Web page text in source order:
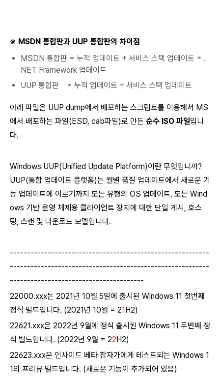
※ MSDN 통합판과 UUP 통합판의 차이점
MSDN 통합판 = 누적 업데이트 + 서비스 스택 업데이트 + .
NET Framework 업데이트
UUP 통합판 = 누적 업데이트 + 서비스 스택 업데이트
아래 파일은 UUP dump에서 배포하는 스크립트를 이용해서 MS
에서 배포하는 파일(ESD, cab파일)로 만든 순수 ISO 파일입니
다.
Windows UUP(Unified Update Platform)이란 무엇입니까?
UUP(통합 업데이트 플랫폼)는 월별 품질 업데이트에서 새로운 기
능 업데이트에 이르기까지 모든 유형의 OS 업데이트, 모든 Wind
ows 기반 운영 체제용 클라이언트 장치에 대한 단일 게시, 호스
팅, 스캔 및 다운로드 모델입니다.
----------------------------------------------------------
----------------------------------------------------------
---------------------------------------
22000.xxx는 2021년 10월 5일에 출시된 Windows 11 첫번째
정식 빌드입니다. (2021년 10월 = 21H2)
22621.xxx은 2022년 9월에 정식 출시된 Windows 11 두번째 정
식 빌드입니다. (2022년 9월 = 22H2)
22623.xxx은 인사이드 베타 참자가에게 테스트되는 Windows 1
1의 프리뷰 빌드입니다. (새로운 기능이 추가되어 있음)